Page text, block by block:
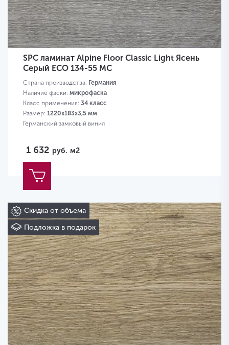
SPC ламинат Alpine Floor Classic Light Ясень
Серый ECO 134-55 MC
Страна производства: Германия
Наличие фаски: микрофаска
Класс применения: 34 класс
Размер: 1220х183х3,5 мм
Германский замковый винил
1 632 руб. м2
Скидка от объема
Подложка в подарок